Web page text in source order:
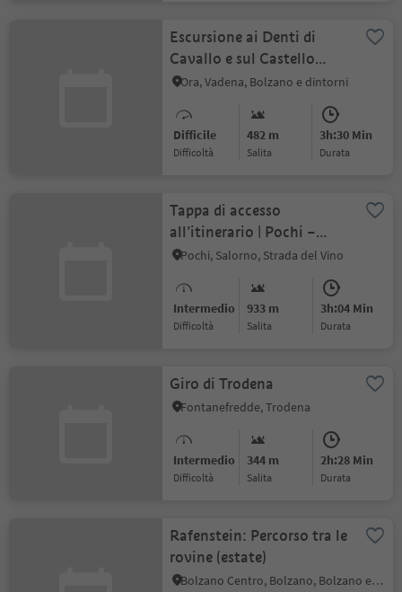
Escursione ai Denti di
Cavallo e sul Castello
Leuchtenburg
Ora, Vadena, Bolzano e dintorni
Difficile
Difficoltà
482 m
Salita
3h:30 Min
durata
Tappa di accesso
all’itinerario | Pochi –
Cauria
Pochi, Salorno, Strada del Vino
Intermedio
Difficoltà
933 m
Salita
3h:04 Min
durata
Giro di Trodena
Fontanefredde, Trodena
Intermedio
Difficoltà
344 m
Salita
2h:28 Min
durata
Rafenstein: Percorso tra le
rovine (estate)
Bolzano Centro, Bolzano, Bolzano e dintorni